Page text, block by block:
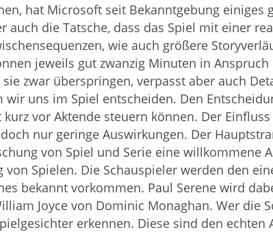
hat Microsoft seit Bekanntgebung einiges
auch die Tatsche, dass das Spiel mit einer
wie auch größere
jeweils gut zwanzig Minuten in
zwar überspringen, verpasst aber auch
wir uns im Spiel entscheiden. Den
vor Aktende steuern können. Der
nur geringe Auswirkungen. Der
von Spiel und Serie eine willkommene
Spielen. Die Schauspieler werden den
bekannt vorkommen. Paul Serene wird
Joyce von Dominic Monaghan. Wer die
erkennen. Diese sind den echten